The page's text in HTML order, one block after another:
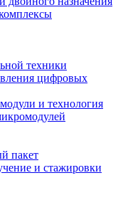
техники
цифровых
и технология
пакет
и стажировки